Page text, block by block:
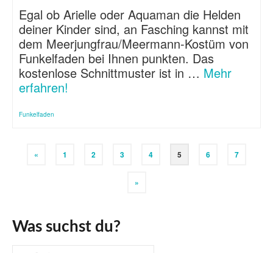
Egal ob Arielle oder Aquaman die Helden
deiner Kinder sind, an Fasching kannst mit
dem Meerjungfrau/Meermann-Kostüm von
Funkelfaden bei Ihnen punkten. Das
kostenlose Schnittmuster ist in … Mehr
erfahren!
Funkelfaden
« 1 2 3 4 5 6 7
»
Was suchst du?